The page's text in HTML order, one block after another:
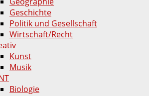
Geschichte
Politik und Gesellschaft
Wirtschaft/Recht
Kunst
Musik
Biologie